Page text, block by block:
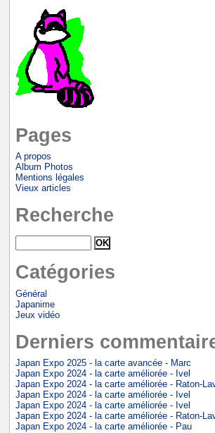
Pages
A propos
Album Photos
Mentions légales
Vieux articles
Recherche
Catégories
Général
Japanime
Jeux vidéo
Derniers
Japan Expo 2025 - la carte avancée - Marc
Japan Expo 2024 - la carte améliorée - Ivel
Japan Expo 2024 - la carte améliorée - Raton-
Japan Expo 2024 - la carte améliorée - Ivel
Japan Expo 2024 - la carte améliorée - Ivel
Japan Expo 2024 - la carte améliorée - Raton-
Japan Expo 2024 - la carte améliorée - Pau